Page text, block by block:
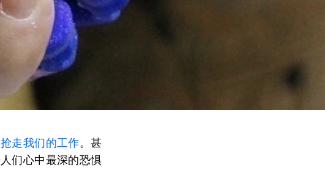
走我们的工作。甚
们心中最深的恐惧